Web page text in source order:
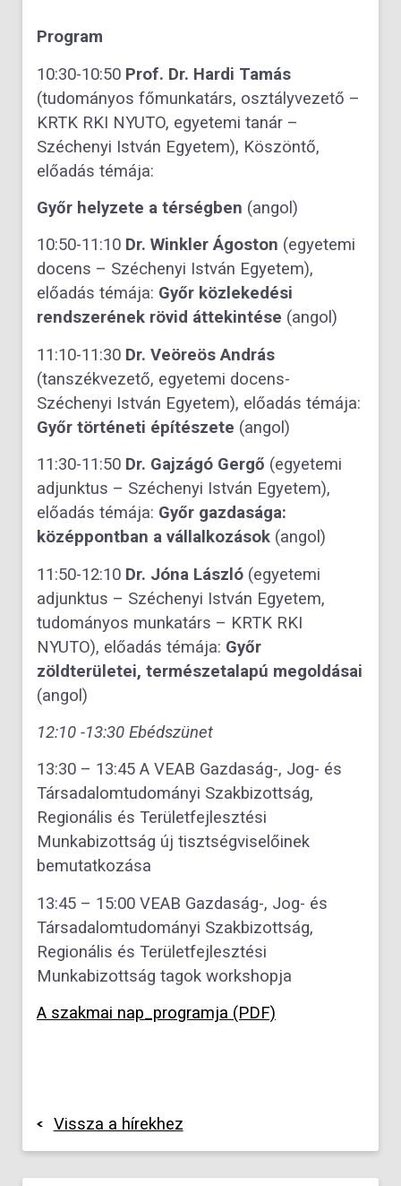
Program
10:30-10:50 Prof. Dr. Hardi Tamás
(tudományos főmunkatárs, osztályvezető –
KRTK RKI NYUTO, egyetemi tanár –
Széchenyi István Egyetem), Köszöntő,
előadás témája:
Győr helyzete a térségben (angol)
10:50-11:10 Dr. Winkler Ágoston (egyetemi
docens – Széchenyi István Egyetem),
előadás témája: Győr közlekedési
rendszerének rövid áttekintése (angol)
11:10-11:30 Dr. Veöreös András
(tanszékvezető, egyetemi docens-
Széchenyi István Egyetem), előadás témája:
Győr történeti építészete (angol)
11:30-11:50 Dr. Gajzágó Gergő (egyetemi
adjunktus – Széchenyi István Egyetem),
előadás témája: Győr gazdasága:
középpontban a vállalkozások (angol)
11:50-12:10 Dr. Jóna László (egyetemi
adjunktus – Széchenyi István Egyetem,
tudományos munkatárs – KRTK RKI
NYUTO), előadás témája: Győr
zöldterületei, természetalapú megoldásai
(angol)
12:10 -13:30 Ebédszünet
13:30 – 13:45 A VEAB Gazdaság-, Jog- és
Társadalomtudományi Szakbizottság,
Regionális és Területfejlesztési
Munkabizottság új tisztségviselőinek
bemutatkozása
13:45 – 15:00 VEAB Gazdaság-, Jog- és
Társadalomtudományi Szakbizottság,
Regionális és Területfejlesztési
Munkabizottság tagok workshopja
A szakmai nap_programja (PDF)
Vissza a hírekhez